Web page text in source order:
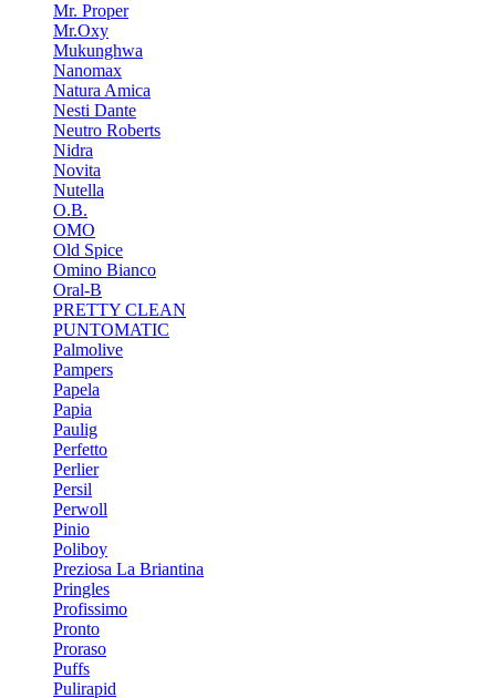
Mr. Proper
Mr.Oxy
Mukunghwa
Nanomax
Natura Amica
Nesti Dante
Neutro Roberts
Nidra
Novita
Nutella
O.B.
OMO
Old Spice
Omino Bianco
Oral-B
PRETTY CLEAN
PUNTOMATIC
Palmolive
Pampers
Papela
Papia
Paulig
Perfetto
Perlier
Persil
Perwoll
Pinio
Poliboy
Preziosa La Briantina
Pringles
Profissimo
Pronto
Proraso
Puffs
Pulirapid